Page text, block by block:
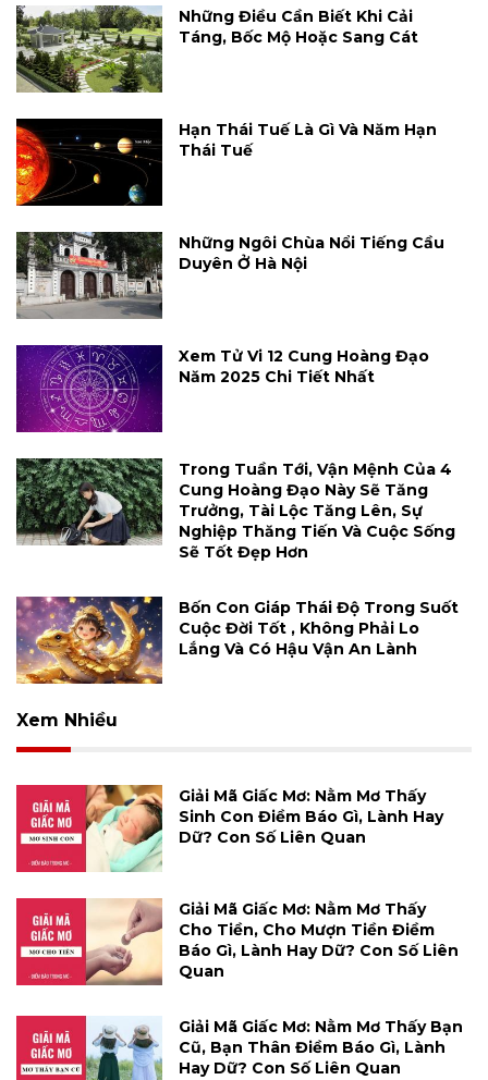
Những Điều Cần Biết Khi Cải
Táng, Bốc Mộ Hoặc Sang Cát
Hạn Thái Tuế Là Gì Và Năm Hạn
Thái Tuế
Những Ngôi Chùa Nổi Tiếng Cầu
Duyên Ở Hà Nội
Xem Tử Vi 12 Cung Hoàng Đạo
Năm 2025 Chi Tiết Nhất
Trong Tuần Tới, Vận Mệnh Của 4
Cung Hoàng Đạo Này Sẽ Tăng
Trưởng, Tài Lộc Tăng Lên, Sự
Nghiệp Thăng Tiến Và Cuộc Sống
Sẽ Tốt Đẹp Hơn
Bốn Con Giáp Thái Độ Trong Suốt
Cuộc Đời Tốt , Không Phải Lo
Lắng Và Có Hậu Vận An Lành
Xem Nhiều
Giải Mã Giấc Mơ: Nằm Mơ Thấy
Sinh Con Điềm Báo Gì, Lành Hay
Dữ? Con Số Liên Quan
Giải Mã Giấc Mơ: Nằm Mơ Thấy
Cho Tiền, Cho Mượn Tiền Điềm
Báo Gì, Lành Hay Dữ? Con Số Liên
Quan
Giải Mã Giấc Mơ: Nằm Mơ Thấy Bạn
Cũ, Bạn Thân Điềm Báo Gì, Lành
Hay Dữ? Con Số Liên Quan